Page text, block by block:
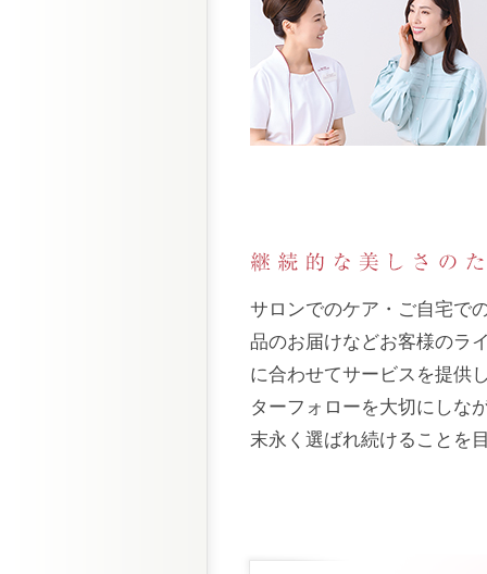
サロンでのケア・ご自宅で
品のお届けなどお客様のラ
に合わせてサービスを提供
ターフォローを大切にしな
末永く選ばれ続けることを